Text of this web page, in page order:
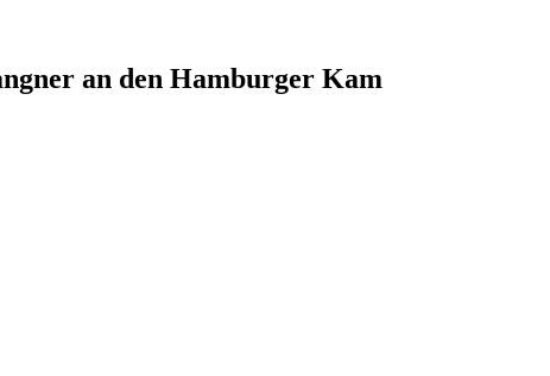
an den Hamburger Kam